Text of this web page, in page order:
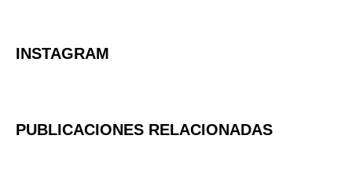
INSTAGRAM
PUBLICACIONES RELACIONADAS